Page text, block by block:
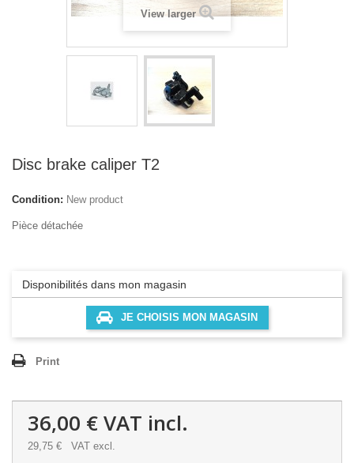
View larger
Disc brake caliper T2
Condition: New product
Pièce détachée
Disponibilités dans mon magasin
JE CHOISIS MON MAGASIN
Print
36,00 €VAT incl.
29,75 € VAT excl.